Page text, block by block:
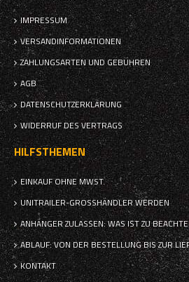
IMPRESSUM
VERSANDINFORMATIONEN
ZAHLUNGSARTEN UND GEBÜHREN
AGB
DATENSCHUTZERKLÄRUNG
WIDERRUF DES VERTRAGS
HILFSTHEMEN
EINKAUF OHNE MWST.
UNITRAILER-GROSSHÄNDLER WERDEN
ANHÄNGER ZULASSEN: WAS IST ZU
ABLAUF: VON DER BESTELLUNG BIS ZUR
KONTAKT